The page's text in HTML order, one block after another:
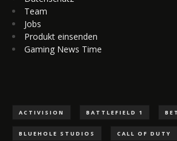
Team
Jobs
Produkt einsenden
Gaming News Time
ACTIVISION BATTLEFIELD 1
BLUEHOLE STUDIOS CALL OF DUTY